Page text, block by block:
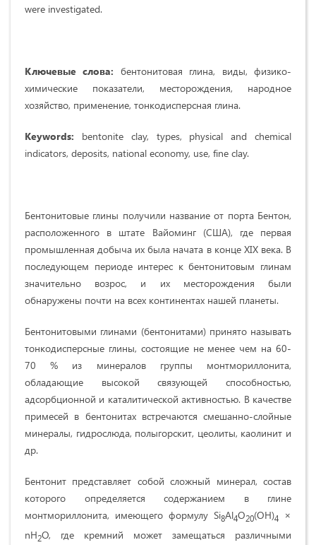
were investigated.
Ключевые слова: бентонитовая глина, виды, физико-
химические показатели, месторождения, народное
хозяйство, применение, тонкодисперсная глина.
Keywords: bentonite clay, types, physical and chemical
indicators, deposits, national economy, use, fine clay.
Бентонитовые глины получили название от порта Бентон,
расположенного в штате Вайоминг (США), где первая
промышленная добыча их была начата в конце XIX века. В
последующем периоде интерес к бентонитовым глинам
значительно возрос, и их месторождения были
обнаружены почти на всех континентах нашей планеты.
Бентонитовыми глинами (бентонитами) принято называть
тонкодисперсные глины, состоящие не менее чем на 60-
70 % из минералов группы монтмориллонита,
обладающие высокой связующей способностью,
адсорбционной и каталитической активностью. В качестве
примесей в бентонитах встречаются смешанно-слойные
минералы, гидрослюда, полыгорскит, цеолиты, каолинит и
др.
Бентонит представляет собой сложный минерал, состав
которого определяется содержанием в глине
монтмориллонита, имеющего формулу Si8Al4O20(ОН)4 ×
nH2O, где кремний может замещаться различными